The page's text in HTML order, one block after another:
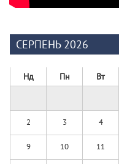
СЕРПЕНЬ 2026
Нд Пн Вт
2 3 4
9 10 11